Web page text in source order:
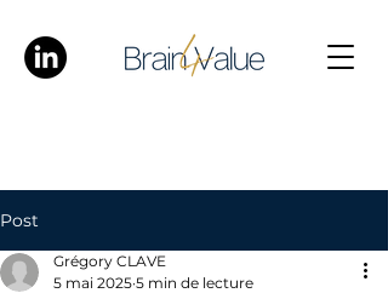
Post
Grégory CLAVE
5 mai 2025 5 min de lecture